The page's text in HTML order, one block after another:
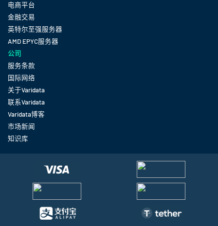
电商平台
金融交易
英特尔至强服务器
AMD EPYC服务器
公司
服务条款
国际网络
关于Varidata
联系Varidata
Varidata博客
市场新闻
知识库